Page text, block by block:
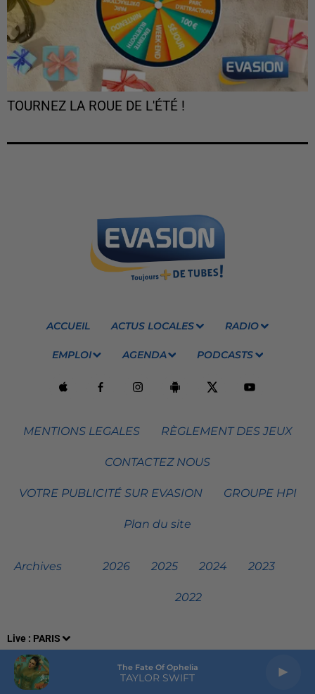
Live : PARIS
The Fate Of Ophelia
TAYLOR SWIFT
TOURNEZ LA ROUE DE L'ÉTÉ !
ACCUEIL ACTUS LOCALES RADIO
EMPLOI AGENDA PODCASTS
MENTIONS LEGALES RÈGLEMENT DES JEUX
CONTACTEZ NOUS
VOTRE PUBLICITÉ SUR EVASION GROUPE HPI
Plan du site
Archives 2026 2025 2024 2023
2022